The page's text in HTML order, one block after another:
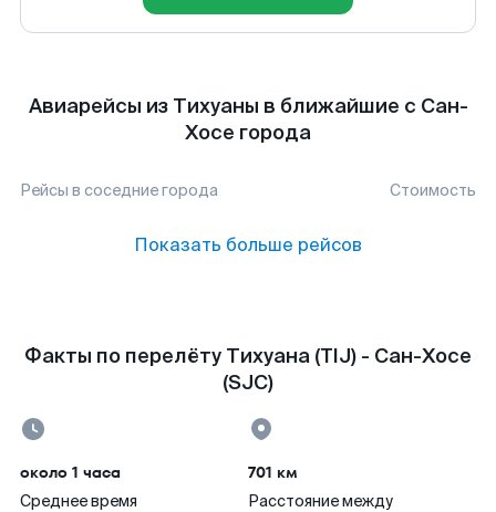
Авиарейсы из Тихуаны в ближайшие с Сан-
Хосе города
Рейсы в соседние города Стоимость
Показать больше рейсов
Факты по перелёту Тихуана (TIJ) - Сан-Хосе
(SJC)
около 1 часа
Среднее время
701 км
Расстояние между